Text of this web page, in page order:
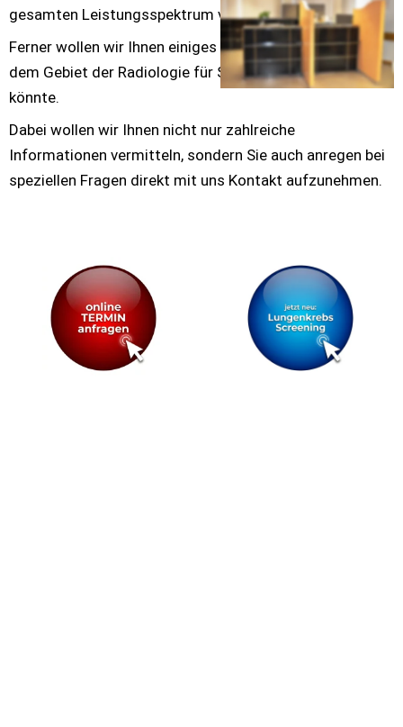
gesamten Leistungsspektrum vorstellen.
Ferner wollen wir Ihnen einiges näher bringen, was auf
dem Gebiet der Radiologie für Sie von Interesse sein
könnte.
Dabei wollen wir Ihnen nicht nur zahlreiche
Informationen vermitteln, sondern Sie auch anregen bei
speziellen Fragen direkt mit uns Kontakt aufzunehmen.